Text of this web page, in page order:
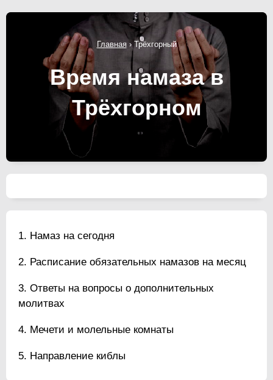
Главная›Трёхгорный
Время намаза в
Трёхгорном
Намаз на сегодня
Расписание обязательных намазов на месяц
Ответы на вопросы о дополнительных
молитвах
Мечети и молельные комнаты
Направление киблы